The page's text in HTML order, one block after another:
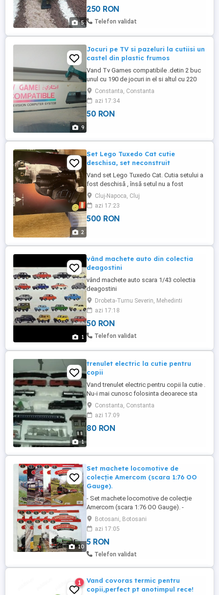
5
250 RON
Telefon validat
9
Jocuri pe TV si pazeluri la cutiisi un
castel din plastic frumos
Vand Tv Games compatibile .detin 2 buc
unul cu 190 de jocuri in el si altul cu 220
jocuri .mai detin doar o maneta .asta sa
pot face proba la cumparare.pret 50 si 70
lei buc sau ambele la 100 lei.cutiilre cu
pazeluri se dau in functie de nr. de bucati
Constanta, Constanta
azi 17:34
50 RON
2
Set Lego Tuxedo Cat cutie
deschisa, set neconstruit
Vand set Lego Tuxedo Cat. Cutia setului a
fost deschisă , însă setul nu a fost
reconstruit.
Cluj-Napoca, Cluj
azi 17:23
500 RON
1
vând machete auto din colectia
deagostini
vând machete auto scara 1/43 colectia
deagostini
Drobeta-Turnu Severin, Mehedinti
azi 17:18
50 RON
Telefon validat
1
trenulet electric la cutie pentru
copii
Vand trenulet electric pentru copii la cutie .
Nu-i mai cunosc folosinta deoarece sta
de cev timp nefolosit.Pret 80 lei Detalii
0770x195x352
Constanta, Constanta
azi 17:09
80 RON
10
Set machete locomotive de
colecție Amercom (scara 1:76 OO
Gauge).
- Set machete locomotive de colecție
Amercom (scara 1:76 OO Gauge). -
Machetele reproduc fidel locomotive
istorice celebre din Marea Britanie. -
Colecţia a fost lansată oficial pe piața din
România în septembrie 2016 şi a continuat
să apară până în 2018 inclusiv. - Toate
Botosani, Botosani
azi 17:05
5 RON
Telefon validat
1
Vand covoras termic pentru
copii,perfect pt anotimpul rece!